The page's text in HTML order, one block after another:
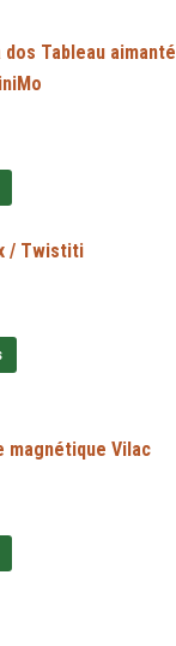
dos Tableau aimanté
/ Twistiti
plusieurs
magnétique Vilac